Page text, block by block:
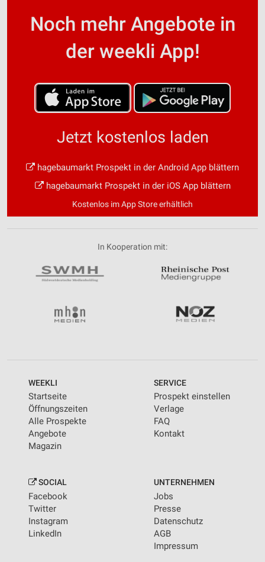
Noch mehr Angebote in
der weekli App!
Jetzt kostenlos laden
hagebaumarkt Prospekt in der Android App blättern
hagebaumarkt Prospekt in der iOS App blättern
Kostenlos im App Store erhältlich
In Kooperation mit:
WEEKLI
Startseite
Öffnungszeiten
Alle Prospekte
Angebote
Magazin
SERVICE
Prospekt einstellen
Verlage
FAQ
Kontakt
SOCIAL
Facebook
Twitter
Instagram
LinkedIn
UNTERNEHMEN
Jobs
Presse
Datenschutz
AGB
Impressum